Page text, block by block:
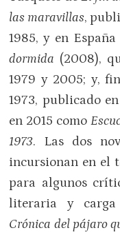
las maravillas,
1985, y en
dormida (2008),
1979 y 2005; y,
1973, publicado
en 2015 como
1973. Las dos
incursionan en el
para algunos
literaria y carga
Crónica del pájaro